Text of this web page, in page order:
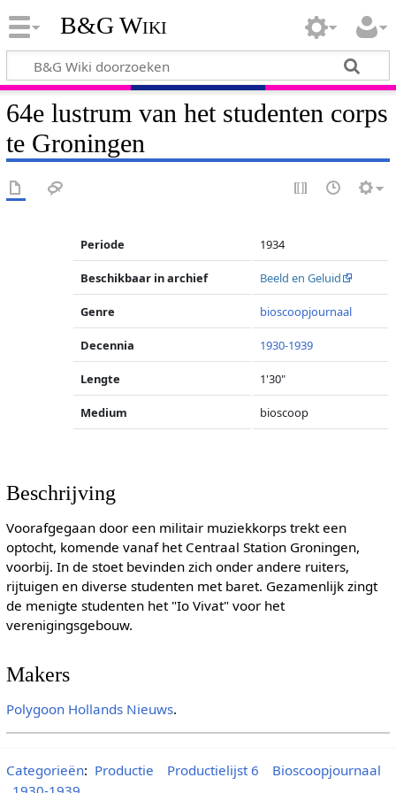
B&G Wiki
64e lustrum van het studenten corps
te Groningen
Periode 1934
Beschikbaar in archief Beeld en Geluid
Genre bioscoopjournaal
Decennia 1930-1939
Lengte 1'30"
Medium bioscoop
Beschrijving
Voorafgegaan door een militair muziekkorps trekt een
optocht, komende vanaf het Centraal Station Groningen,
voorbij. In de stoet bevinden zich onder andere ruiters,
rijtuigen en diverse studenten met baret. Gezamenlijk zingt
de menigte studenten het "Io Vivat" voor het
verenigingsgebouw.
Makers
Polygoon Hollands Nieuws.
Categorieën: Productie Productielijst 6
Bioscoopjournaal